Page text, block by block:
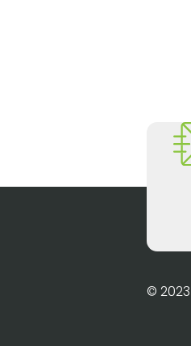
©